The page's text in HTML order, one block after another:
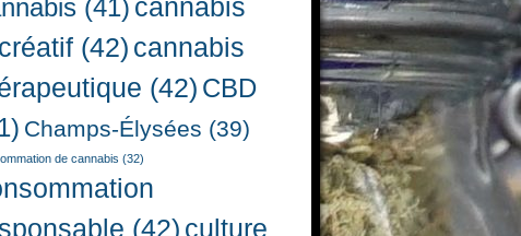
(41) cannabis
(42) cannabis
(42) CBD
Champs-Élysées (39)
de cannabis (32)
(42) culture